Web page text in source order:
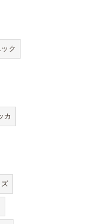
ク
カ